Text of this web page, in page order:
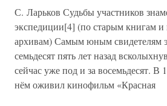
С. Ларьков Судьбы участников
экспедиции[4] (по старым книгам
архивам) Самым юным свидетелям
семьдесят пять лет назад
сейчас уже под и за восемьдесят. В
нём оживил кинофильм «Красная